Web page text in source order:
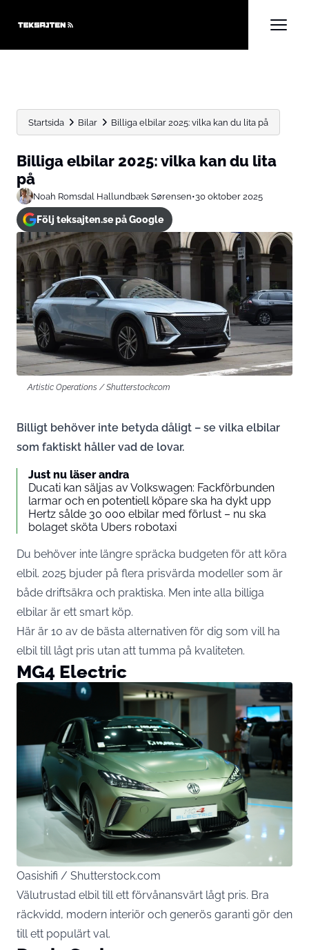
Startsida Bilar Billiga elbilar 2025: vilka kan du lita på
Billiga elbilar 2025: vilka kan du lita
på
Noah Romsdal Hallundbæk Sørensen•30 oktober 2025
Följ teksajten.se på Google
Artistic Operations / Shutterstock.com
Billigt behöver inte betyda dåligt – se vilka elbilar
som faktiskt håller vad de lovar.
Just nu läser andra
Ducati kan säljas av Volkswagen: Fackförbunden
larmar och en potentiell köpare ska ha dykt upp
Hertz sålde 30 000 elbilar med förlust – nu ska
bolaget sköta Ubers robotaxi
Du behöver inte längre spräcka budgeten för att köra
elbil. 2025 bjuder på flera prisvärda modeller som är
både driftsäkra och praktiska. Men inte alla billiga
elbilar är ett smart köp.
Här är 10 av de bästa alternativen för dig som vill ha
elbil till lågt pris utan att tumma på kvaliteten.
MG4 Electric
Oasishifi / Shutterstock.com
Välutrustad elbil till ett förvånansvärt lågt pris. Bra
räckvidd, modern interiör och generös garanti gör den
till ett populärt val.